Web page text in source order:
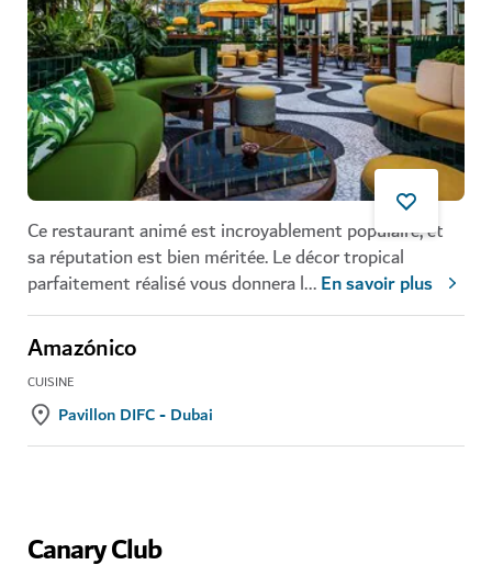
Ce restaurant animé est incroyablement populaire, et
sa réputation est bien méritée. Le décor tropical
parfaitement réalisé vous donnera l...En savoir plus
Amazónico
CUISINE
Pavillon DIFC - Dubai
Canary Club